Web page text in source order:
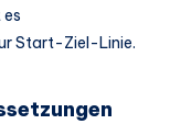
Start-Ziel-Linie.